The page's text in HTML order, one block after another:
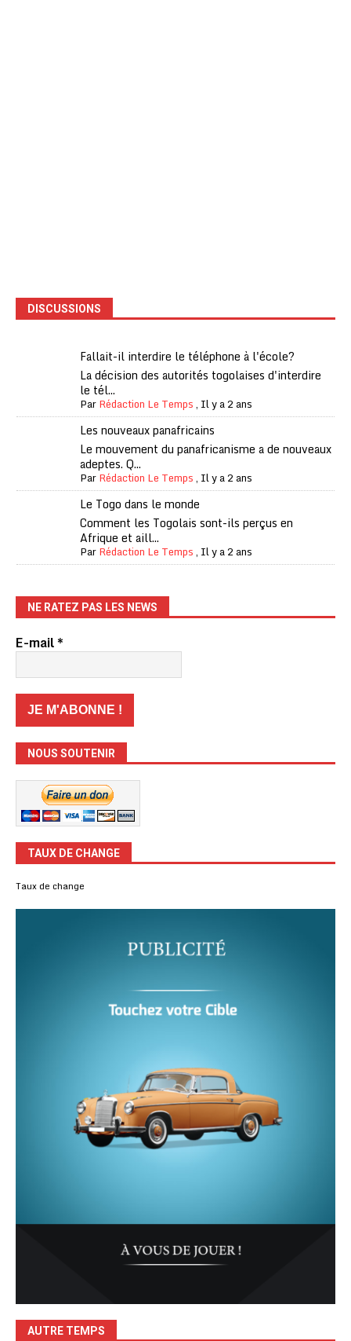
DISCUSSIONS
Fallait-il interdire le téléphone à l'école?
La décision des autorités togolaises d'interdire
le tél...
ParRédaction Le Temps, Il y a 2 ans
Les nouveaux panafricains
Le mouvement du panafricanisme a de nouveaux
adeptes. Q...
ParRédaction Le Temps, Il y a 2 ans
Le Togo dans le monde
Comment les Togolais sont-ils perçus en
Afrique et aill...
ParRédaction Le Temps, Il y a 2 ans
NE RATEZ PAS LES NEWS
E-mail*
NOUS SOUTENIR
TAUX DE CHANGE
Taux de change
AUTRE TEMPS